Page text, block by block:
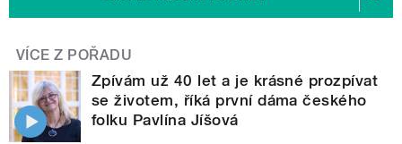
VÍCE Z POŘADU
Zpívám už 40 let a je krásné prozpívat
se životem, říká první dáma českého
folku Pavlína Jíšová